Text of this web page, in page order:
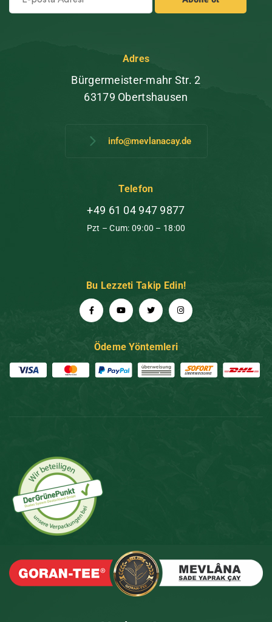
Adres
Bürgermeister-mahr Str. 2
63179 Obertshausen
info@mevlanacay.de
Telefon
+49 61 04 947 9877
Pzt – Cum: 09:00 – 18:00
Bu Lezzeti Takip Edin!
Ödeme Yöntemleri